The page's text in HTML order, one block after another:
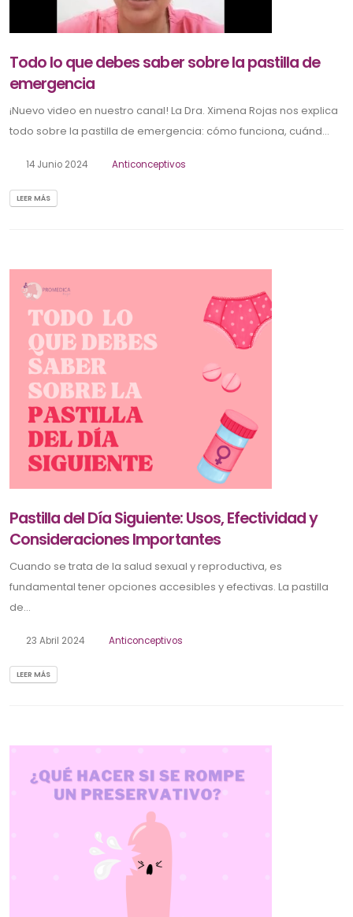
Todo lo que debes saber sobre la pastilla de
emergencia
¡Nuevo video en nuestro canal! La Dra. Ximena Rojas nos explica
todo sobre la pastilla de emergencia: cómo funciona, cuánd...
14 Junio 2024 Anticonceptivos
LEER MÁS
Pastilla del Día Siguiente: Usos, Efectividad y
Consideraciones Importantes
Cuando se trata de la salud sexual y reproductiva, es
fundamental tener opciones accesibles y efectivas. La pastilla
de...
23 Abril 2024 Anticonceptivos
LEER MÁS